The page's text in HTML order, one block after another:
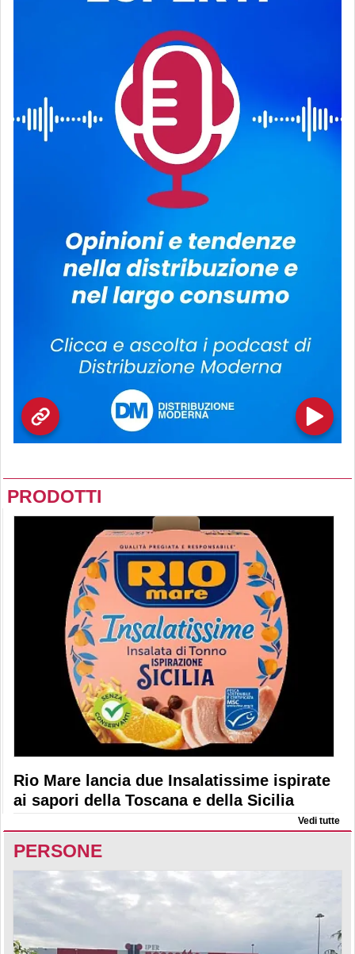
PRODOTTI
Rio Mare lancia due Insalatissime ispirate
ai sapori della Toscana e della Sicilia
Vedi tutte
PERSONE